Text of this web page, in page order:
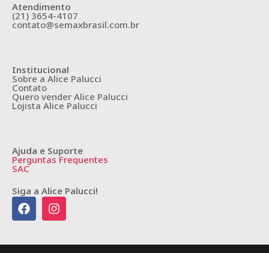
Atendimento
(21) 3654-4107
contato@semaxbrasil.com.br
Institucional
Sobre a Alice Palucci
Contato
Quero vender Alice Palucci
Lojista Alice Palucci
Ajuda e Suporte
Perguntas Frequentes
SAC
Siga a Alice Palucci!